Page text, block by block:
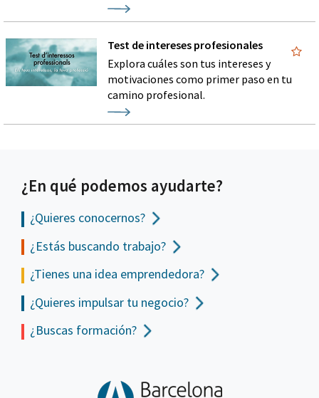
Test de intereses profesionales
Explora cuáles son tus intereses y
motivaciones como primer paso en tu
camino profesional.
¿En qué podemos ayudarte?
¿Quieres conocernos?
¿Estás buscando trabajo?
¿Tienes una idea emprendedora?
¿Quieres impulsar tu negocio?
¿Buscas formación?